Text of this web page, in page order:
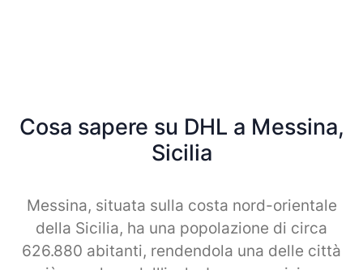
Cosa sapere su DHL a Messina,
Sicilia
Messina, situata sulla costa nord-orientale
della Sicilia, ha una popolazione di circa
626.880 abitanti, rendendola una delle città